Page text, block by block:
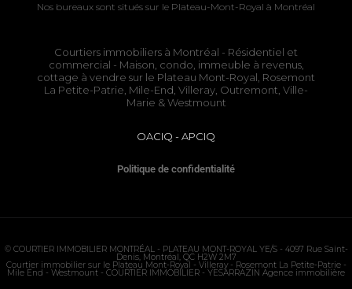
Nos bureaux sont situés sur le Plateau-Mont-Royal à Montréal
Courtiers immobiliers à Montréal - Résidentiel et
commercial - Maison, condo, immeuble à revenus,
cottage à vendre sur le Plateau Mont-Royal Rosemont
La Petite-Patrie , Mile-End, Villeray, Outremont, Ville-
Marie & Westmount
OACIQ - APCIQ
Politique de confidentialité
© COURTIER IMMOBILIER MONTRÉAL - PLATEAU MONT-ROYALYE/S - 4097 Rue Saint-
Denis, Montréal, QC H2W 2M7
Courtier immobilier sur le Plateau Mont-Royal - Villeray - Rosemont La Petite-Patrie-
Mile End - Westmount - COURTIER IMMOBILIER - YESARRAZIN Agence immobilière